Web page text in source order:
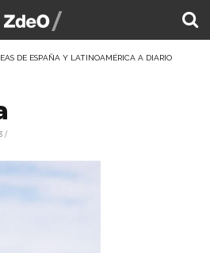
DE ESPAÑA Y LATINOAMÉRICA A DIARIO